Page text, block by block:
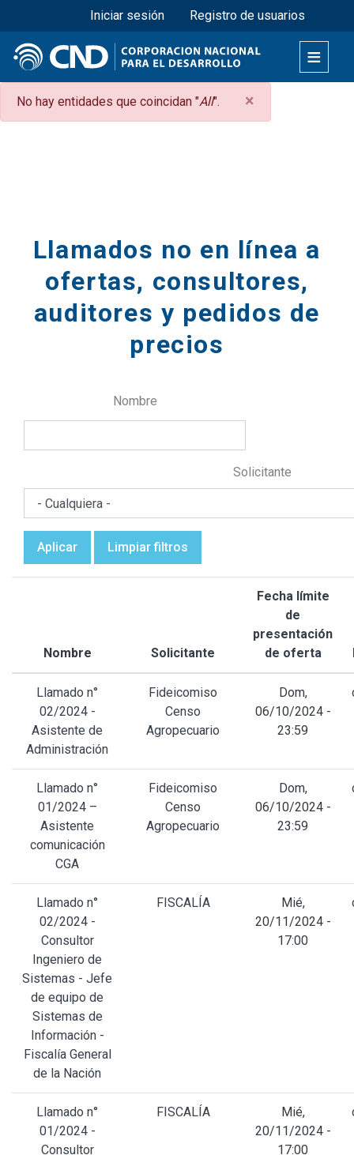
Pasar
al
contenido
principal
Menú superior
Iniciar sesión Registro de usuarios
×
Mensaje
de
No hay entidades que coincidan "All".
Llamados no en línea a
ofertas, consultores,
auditores y pedidos de
precios
Nombre
Solicitante
Aplicar Limpiar filtros
Nombre Solicitante
Fecha límite
de
presentación
de oferta
Llamado n°
02/2024 -
Asistente de
Administración
Fideicomiso
Censo
Agropecuario
Dom,
06/10/2024 -
23:59
Llamado n°
01/2024 –
Asistente
comunicación
CGA
Fideicomiso
Censo
Agropecuario
Dom,
06/10/2024 -
23:59
Llamado n°
02/2024 -
Consultor
Ingeniero de
Sistemas - Jefe
de equipo de
Sistemas de
Información -
Fiscalía General
de la Nación
FISCALÍA
Mié,
20/11/2024 -
17:00
Llamado n°
01/2024 -
Consultor
FISCALÍA
Mié,
20/11/2024 -
17:00